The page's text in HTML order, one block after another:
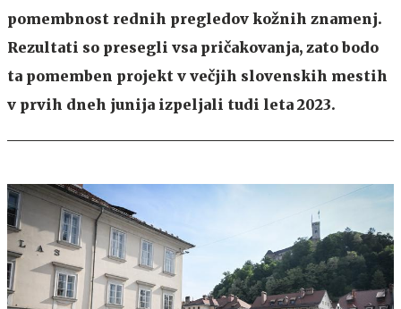
pomembnost rednih pregledov kožnih znamenj.
Rezultati so presegli vsa pričakovanja, zato bodo
ta pomemben projekt v večjih slovenskih mestih
v prvih dneh junija izpeljali tudi leta 2023.